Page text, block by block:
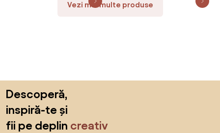
Vezi mai multe produse
Descoperă,
inspiră-te și
fii pe deplin creativ